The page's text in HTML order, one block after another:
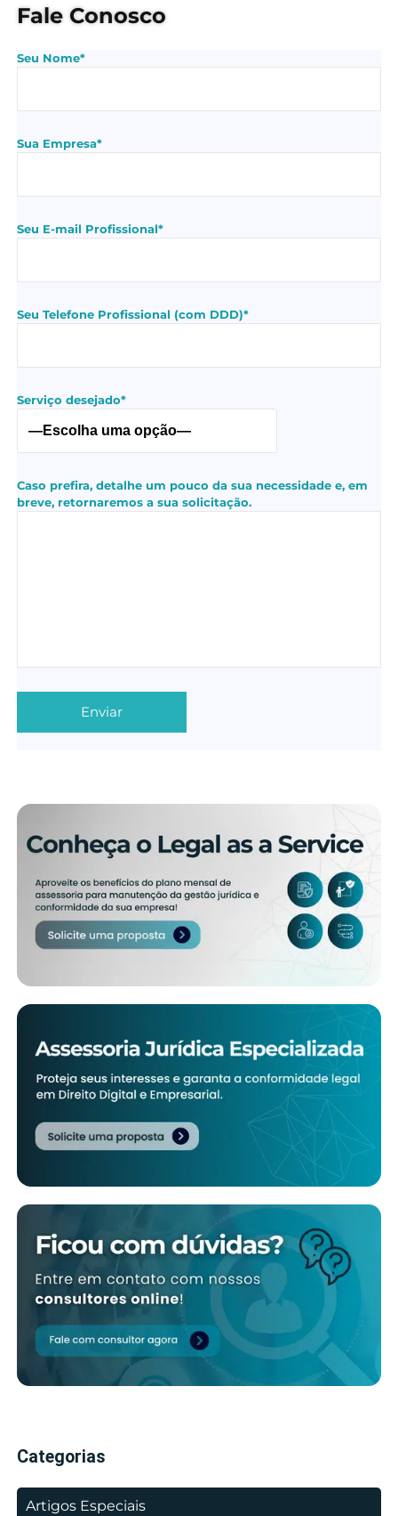
Fale Conosco
Seu Nome*
Sua Empresa*
Seu E-mail Profissional*
Seu Telefone Profissional (com DDD)*
Serviço desejado*
Caso prefira, detalhe um pouco da sua necessidade e, em
breve, retornaremos a sua solicitação.
Categorias
Artigos Especiais